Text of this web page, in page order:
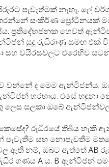
පැවැත්මක් නැහැ. ලේ
සංකීර්ණ ප්‍රෝටීනයක්
ප්‍රතිදේහජනක හෙවත්
සුදු රුධිරාණු සමඟ එක්
සහ වයිරසවලට එරෙහිව සටන්
වන්නේ ද මෙම ඇන්ටිජන්ය.
හරහාය. එසේ හඳුනා
ලෙස සලකා ඔබේ
රුධිරයේ තිබිය හැකි
පැවැතීම සහ නොපැවතීම
ඇති නම්, ඔබට ඇත්තේ AB
ගණය A ය. B ඇන්ටිජන්